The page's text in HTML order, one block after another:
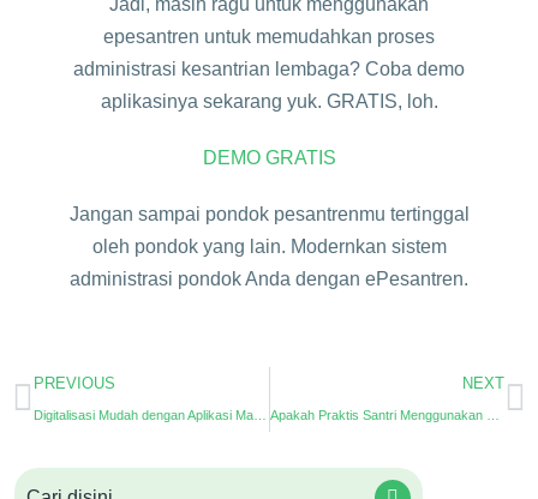
Jadi, masih ragu untuk menggunakan
epesantren untuk memudahkan proses
administrasi kesantrian lembaga? Coba demo
aplikasinya sekarang yuk. GRATIS, loh.
DEMO GRATIS
Jangan sampai pondok pesantrenmu tertinggal
oleh pondok yang lain. Modernkan sistem
administrasi pondok Anda dengan ePesantren.
PREVIOUS NEXT